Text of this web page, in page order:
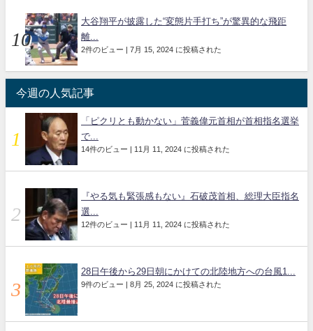
大谷翔平が披露した“変態片手打ち”が驚異的な飛距
離...
2件のビュー 7月 15, 2024 に投稿された
今週の人気記事
「ピクリとも動かない」菅義偉元首相が首相指名選挙
で...
14件のビュー 11月 11, 2024 に投稿された
『やる気も緊張感もない』石破茂首相、総理大臣指名
選...
12件のビュー 11月 11, 2024 に投稿された
28日午後から29日朝にかけての北陸地方への台風1...
9件のビュー 8月 25, 2024 に投稿された